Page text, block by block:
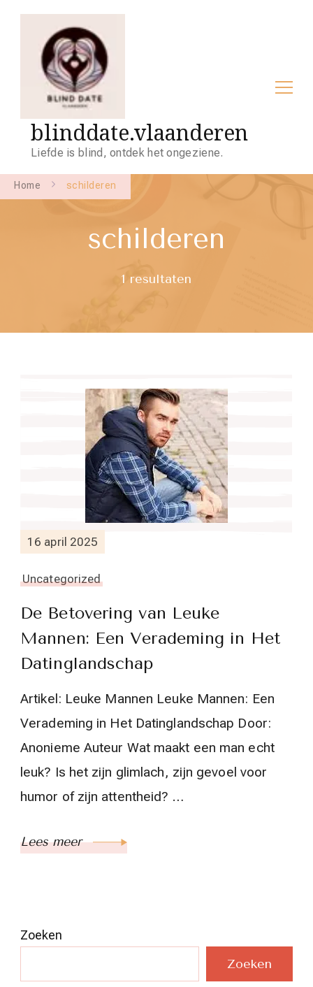
blinddate.vlaanderen
Liefde is blind, ontdek het ongeziene.
Home schilderen
schilderen
1 resultaten
16 april 2025
Uncategorized
De Betovering van Leuke
Mannen: Een Verademing in Het
Datinglandschap
Artikel: Leuke Mannen Leuke Mannen: Een
Verademing in Het Datinglandschap Door:
Anonieme Auteur Wat maakt een man echt
leuk? Is het zijn glimlach, zijn gevoel voor
humor of zijn attentheid? …
Lees meer
Zoeken
Zoeken